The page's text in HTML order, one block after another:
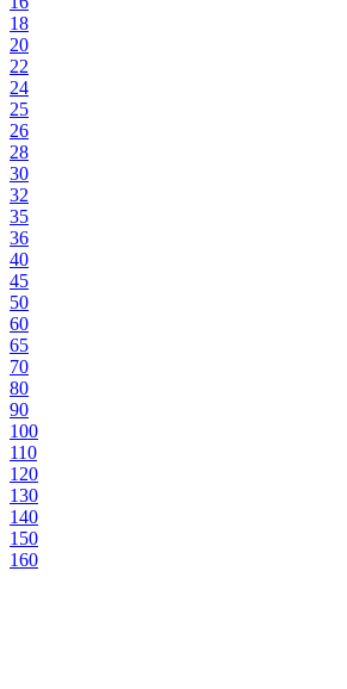
18
20
22
24
25
26
28
30
32
35
36
40
45
50
60
65
70
80
90
100
110
120
130
140
150
160